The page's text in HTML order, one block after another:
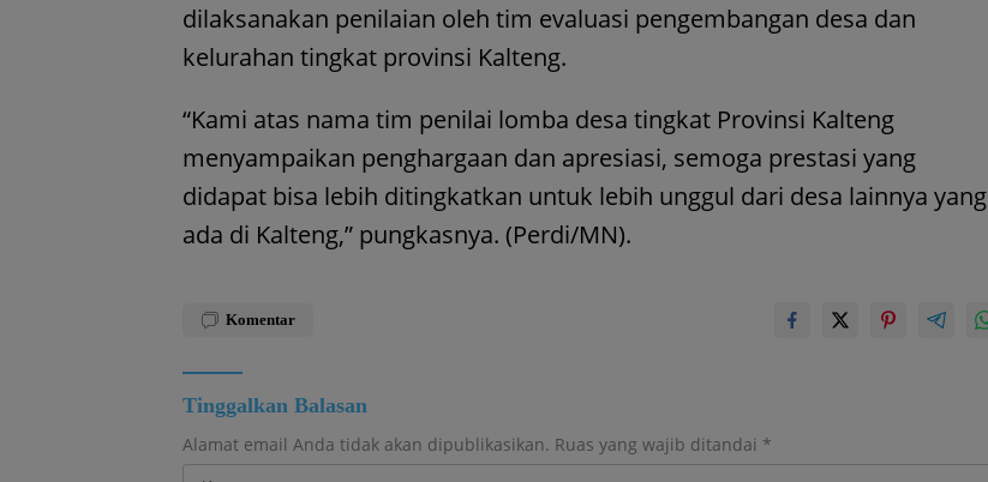
dilaksanakan penilaian oleh tim evaluasi pengembangan desa dan
kelurahan tingkat provinsi Kalteng.
“Kami atas nama tim penilai lomba desa tingkat Provinsi Kalteng
menyampaikan penghargaan dan apresiasi, semoga prestasi yang
didapat bisa lebih ditingkatkan untuk lebih unggul dari desa lainnya yang
ada di Kalteng,” pungkasnya. (Perdi/MN).
Komentar
Tinggalkan Balasan
Alamat email Anda tidak akan dipublikasikan. Ruas yang wajib ditandai *